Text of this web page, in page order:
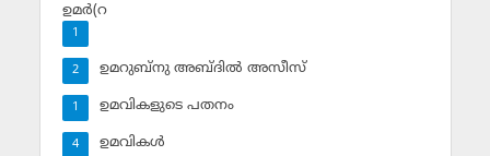
ഉമര്‍(റ
1
ഉമറുബ്‌നു അബ്ദില്‍ അസീസ്‌
2
ഉമവികളുടെ പതനം
1
ഉമവികള്‍
4